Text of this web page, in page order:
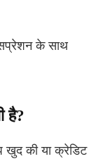
के साथ
है?
खुद की या क्रेडिट